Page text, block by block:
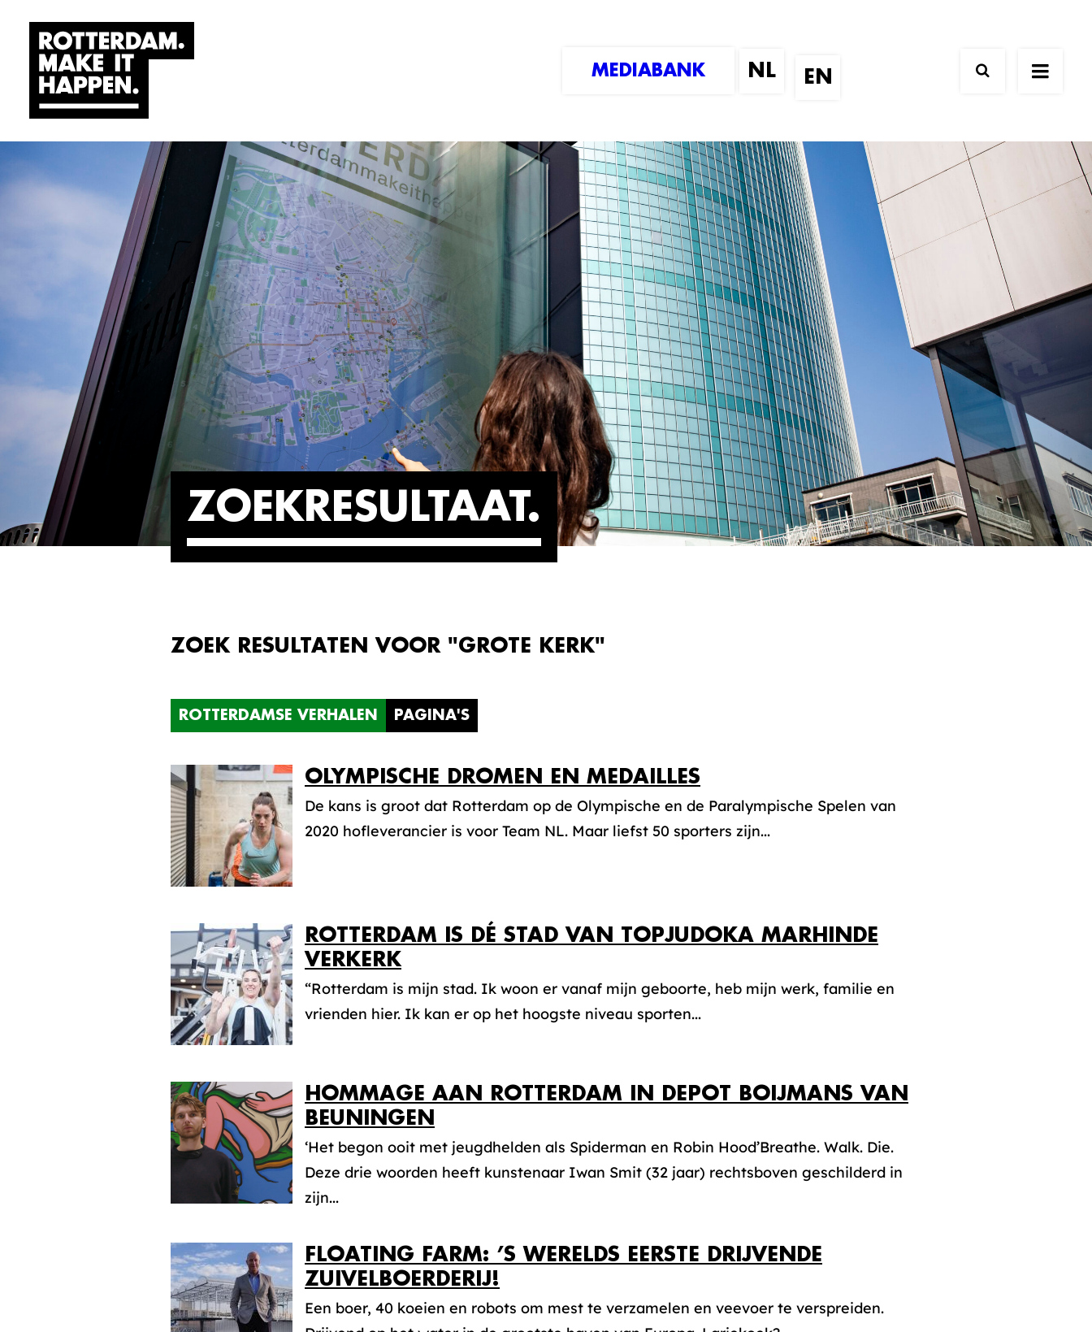
MEDIABANK
ZOEKRESULTAAT
ZOEK RESULTATEN VOOR "GROTE KERK"
ROTTERDAMSE VERHALEN PAGINA'S
OLYMPISCHE DROMEN EN MEDAILLES
De kans is groot dat Rotterdam op de Olympische en de Paralympische Spelen van
2020 hofleverancier is voor Team NL. Maar liefst 50 sporters zijn...
ROTTERDAM IS DÉ STAD VAN TOPJUDOKA MARHINDE
VERKERK
“Rotterdam is mijn stad. Ik woon er vanaf mijn geboorte, heb mijn werk, familie en
vrienden hier. Ik kan er op het hoogste niveau sporten...
HOMMAGE AAN ROTTERDAM IN DEPOT BOIJMANS VAN
BEUNINGEN
‘Het begon ooit met jeugdhelden als Spiderman en Robin Hood’Breathe. Walk. Die.
Deze drie woorden heeft kunstenaar Iwan Smit (32 jaar) rechtsboven geschilderd in
zijn...
FLOATING FARM: ’S WERELDS EERSTE DRIJVENDE
ZUIVELBOERDERIJ!
Een boer, 40 koeien en robots om mest te verzamelen en veevoer te verspreiden.